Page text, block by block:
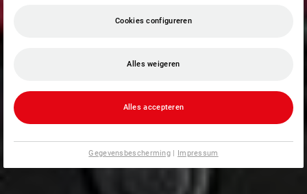
Cookies configureren
Alles weigeren
Alles accepteren
Gegevensbescherming | Impressum